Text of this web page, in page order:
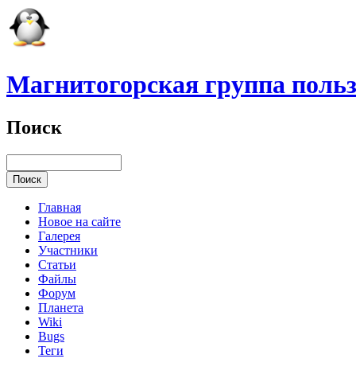
Магнитогорская группа
Поиск
Главная
Новое на сайте
Галерея
Участники
Статьи
Файлы
Форум
Планета
Wiki
Bugs
Теги